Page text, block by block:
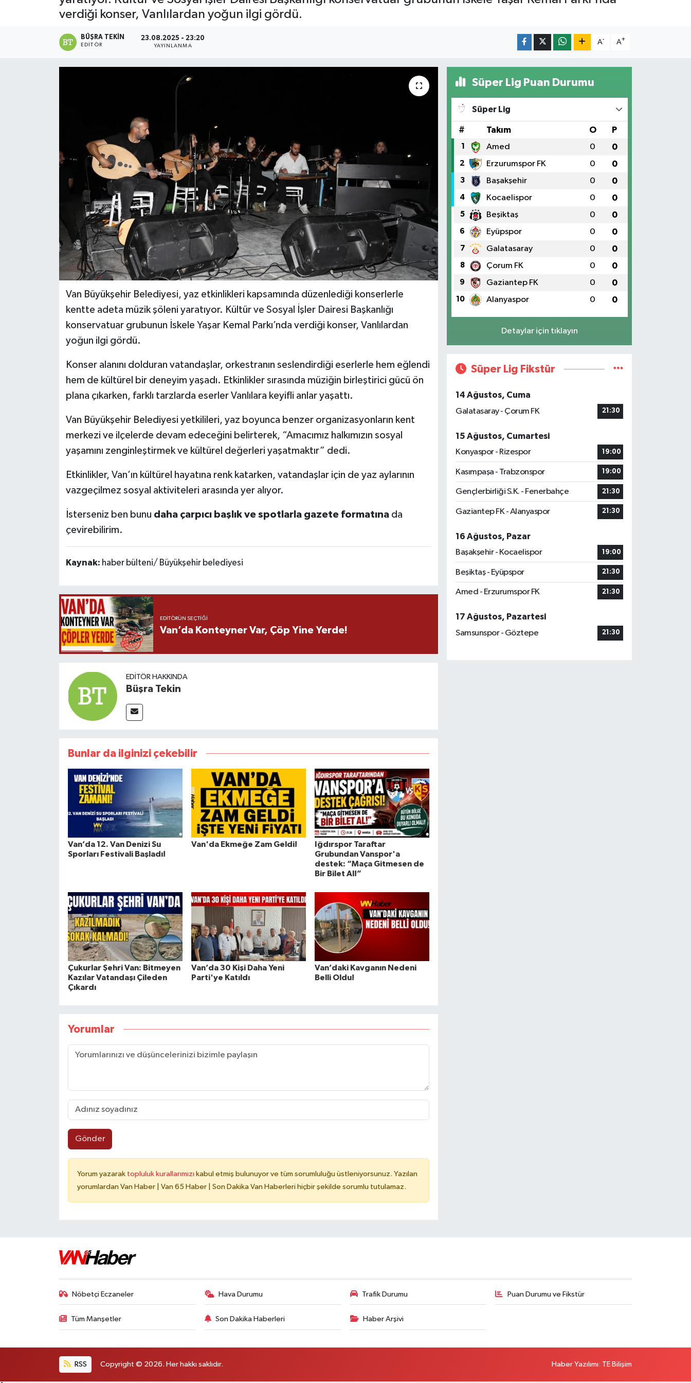
verdiği konser, Vanlılardan yoğun ilgi gördü.
BÜŞRA TEKIN
EDITÖR
23.08.2025 - 23:20
YAYINLANMA
A- A+
Van Büyükşehir Belediyesi, yaz etkinlikleri kapsamında düzenlediği konserlerle
kentte adeta müzik şöleni yaratıyor. Kültür ve Sosyal İşler Dairesi Başkanlığı
konservatuar grubunun İskele Yaşar Kemal Parkı’nda verdiği konser, Vanlılardan
yoğun ilgi gördü.
Konser alanını dolduran vatandaşlar, orkestranın seslendirdiği eserlerle hem eğlendi
hem de kültürel bir deneyim yaşadı. Etkinlikler sırasında müziğin birleştirici gücü ön
plana çıkarken, farklı tarzlarda eserler Vanlılara keyifli anlar yaşattı.
Van Büyükşehir Belediyesi yetkilileri, yaz boyunca benzer organizasyonların kent
merkezi ve ilçelerde devam edeceğini belirterek, “Amacımız halkımızın sosyal
yaşamını zenginleştirmek ve kültürel değerleri yaşatmaktır” dedi.
Etkinlikler, Van’ın kültürel hayatına renk katarken, vatandaşlar için de yaz aylarının
vazgeçilmez sosyal aktiviteleri arasında yer alıyor.
İsterseniz ben bunu daha çarpıcı başlık ve spotlarla gazete formatınada
çevirebilirim.
Kaynak: haber bülteni/ Büyükşehir belediyesi
EDITÖRÜN SEÇTIĞI
Van’da Konteyner Var, Çöp Yine Yerde!
EDITÖR HAKKINDA
Büşra Tekin
Bunlar da ilginizi çekebilir
Van’da 12. Van Denizi Su
Sporları Festivali Başladı!
Van'da Ekmeğe Zam Geldi!
Iğdırspor Taraftar
Grubundan Vanspor'a
destek: “Maça Gitmesen de
Bir Bilet Al!”
Çukurlar Şehri Van: Bitmeyen
Kazılar Vatandaşı Çileden
Çıkardı
Van’da 30 Kişi Daha Yeni
Parti'ye Katıldı
Van’daki Kavganın Nedeni
Belli Oldu!
Yorumlar
Gönder
Yorum yazarak topluluk kurallarımızı kabul etmiş bulunuyor ve tüm sorumluluğu üstleniyorsunuz. Yazılan
yorumlardan Van Haber | Van 65 Haber | Son Dakika Van Haberleri hiçbir şekilde sorumlu tutulamaz.
Süper Lig Puan Durumu
Süper Lig
# Takım O P
1 Amed 0 0
2 Erzurumspor FK 0 0
3 Başakşehir 0 0
4 Kocaelispor 0 0
5 Beşiktaş 0 0
6 Eyüpspor 0 0
7 Galatasaray 0 0
8 Çorum FK 0 0
9 Gaziantep FK 0 0
10 Alanyaspor 0 0
Detaylar için tıklayın
Süper Lig Fikstür
14 Ağustos, Cuma
Galatasaray - Çorum FK
21:30
15 Ağustos, Cumartesi
Konyaspor - Rizespor
19:00
Kasımpaşa - Trabzonspor 19:00
Gençlerbirliği S.K. - Fenerbahçe 21:30
Gaziantep FK - Alanyaspor 21:30
16 Ağustos, Pazar
Başakşehir - Kocaelispor
19:00
Beşiktaş - Eyüpspor 21:30
Amed - Erzurumspor FK 21:30
17 Ağustos, Pazartesi
Samsunspor - Göztepe
21:30
Nöbetçi Eczaneler Hava Durumu Trafik Durumu Puan Durumu ve Fikstür
Tüm Manşetler Son Dakika Haberleri Haber Arşivi
RSS Copyright © 2026. Her hakkı saklıdır. Haber Yazılımı: TE Bilişim